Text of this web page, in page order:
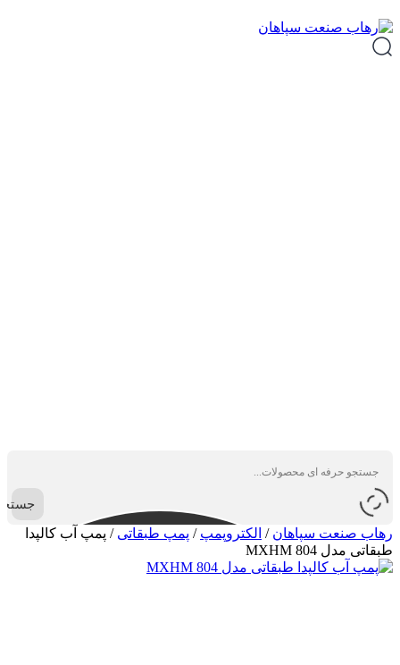
رهاب صنعت سپاهان / الکتروپمپ / پمپ طبقاتی / پمپ آب کالپدا
طبقاتی مدل MXHM 804